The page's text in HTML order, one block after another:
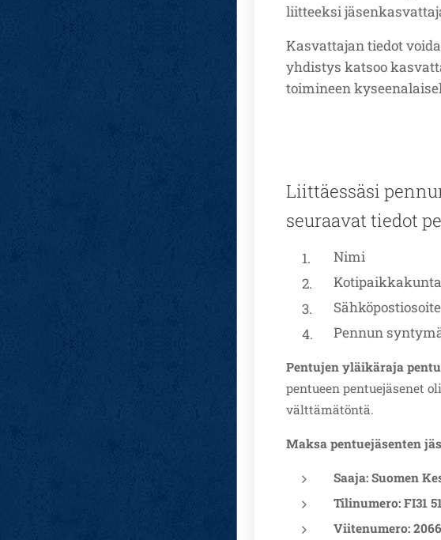
liitteeksi
Kasvattajan tiedot
yhdistys katsoo
toimineen
Liittäessäsi
seuraavat tiedot
Nimi
Kotipaikkakunta
Sähköpostiosoite
Pennun
Pentujen yläikäraja
pentueen pentuejäsenet
välttämätöntä.
Maksa pentuejäsenten
Saaja: Suomen
Tilinumero: FI31
Viitenumero: